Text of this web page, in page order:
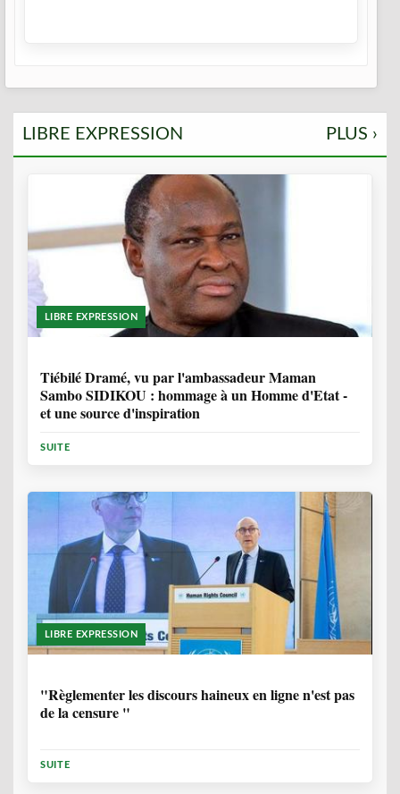
LIBRE EXPRESSION PLUS ›
LIBRE EXPRESSION
Tiébilé Dramé, vu par l'ambassadeur Maman
Sambo SIDIKOU : hommage à un Homme d'Etat -
et une source d'inspiration
SUITE
LIBRE EXPRESSION
"Règlementer les discours haineux en ligne n'est pas
de la censure "
SUITE